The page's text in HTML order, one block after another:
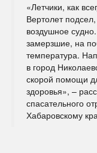
«Летчики, как
Вертолет
воздушное
замерзшие, на
температура.
в город
скорой помощи
здоровья», –
спасательного
Хабаровскому